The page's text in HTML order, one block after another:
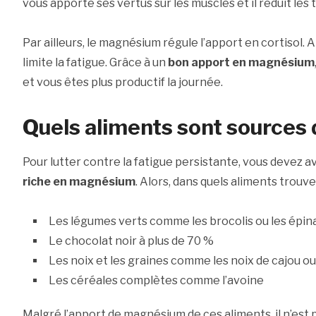
vous apporte ses vertus sur les muscles et il réduit les
Par ailleurs, le magnésium régule l’apport en cortisol.
limite la fatigue. Grâce à un bon apport en magnésium
et vous êtes plus productif la journée.
Quels aliments sont sources
Pour lutter contre la fatigue persistante, vous devez
riche en magnésium. Alors, dans quels aliments
Les légumes verts comme les brocolis ou les
Le chocolat noir à plus de 70 %
Les noix et les graines comme les noix de cajou
Les céréales complètes comme l’avoine